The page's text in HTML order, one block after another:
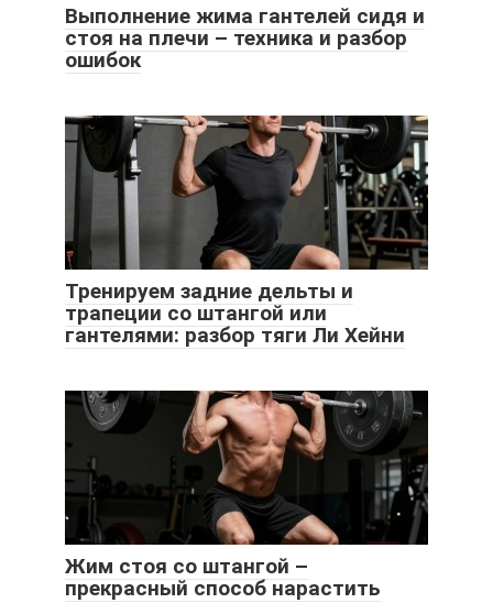
Выполнение жима гантелей сидя и
стоя на плечи – техника и разбор
ошибок
Тренируем задние дельты и
трапеции со штангой или
гантелями: разбор тяги Ли Хейни
Жим стоя со штангой –
прекрасный способ нарастить